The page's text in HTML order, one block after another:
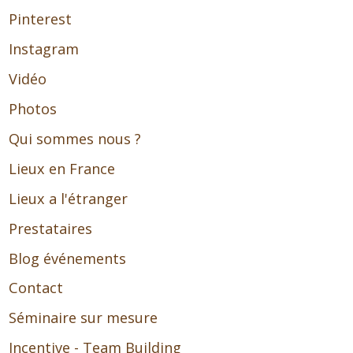
Pinterest
Instagram
Vidéo
Photos
Qui sommes nous ?
Lieux en France
Lieux a l'étranger
Prestataires
Blog événements
Contact
Séminaire sur mesure
Incentive - Team Building